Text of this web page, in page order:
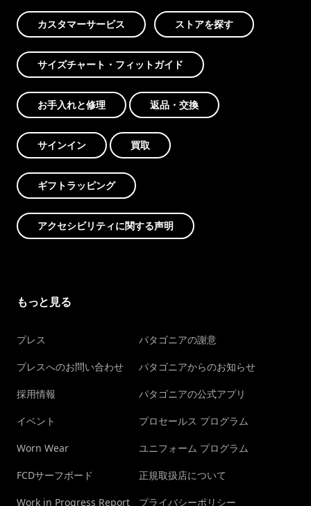
カスタマーサービス ストアを探す
サイズチャート・フィットガイド
お手入れと修理 返品・交換
サインイン 買取
ギフトラッピング
アクセシビリティに関する声明
もっと見る
プレス
プレスへのお問い合わせ
採用情報
イベント
Worn Wear
FCDサーフボード
Work in Progress Report
パタゴニアの謝意
パタゴニアからのお知らせ
パタゴニアの公式アプリ
プロセールス プログラム
ユニフォーム プログラム
正規取扱店について
プライバシーポリシー